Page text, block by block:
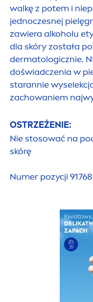
walkę z potem i
jednoczesnej
zawiera alkoholu
dla skóry została
dermatologicznie.
doświadczenia w
starannie
zachowaniem
OSTRZEŻENIE:
Nie stosować na
skórę
Numer pozycji